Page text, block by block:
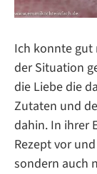
Ich konnte gut
der Situation
die Liebe die
Zutaten und
dahin. In ihrer
Rezept vor
sondern auch